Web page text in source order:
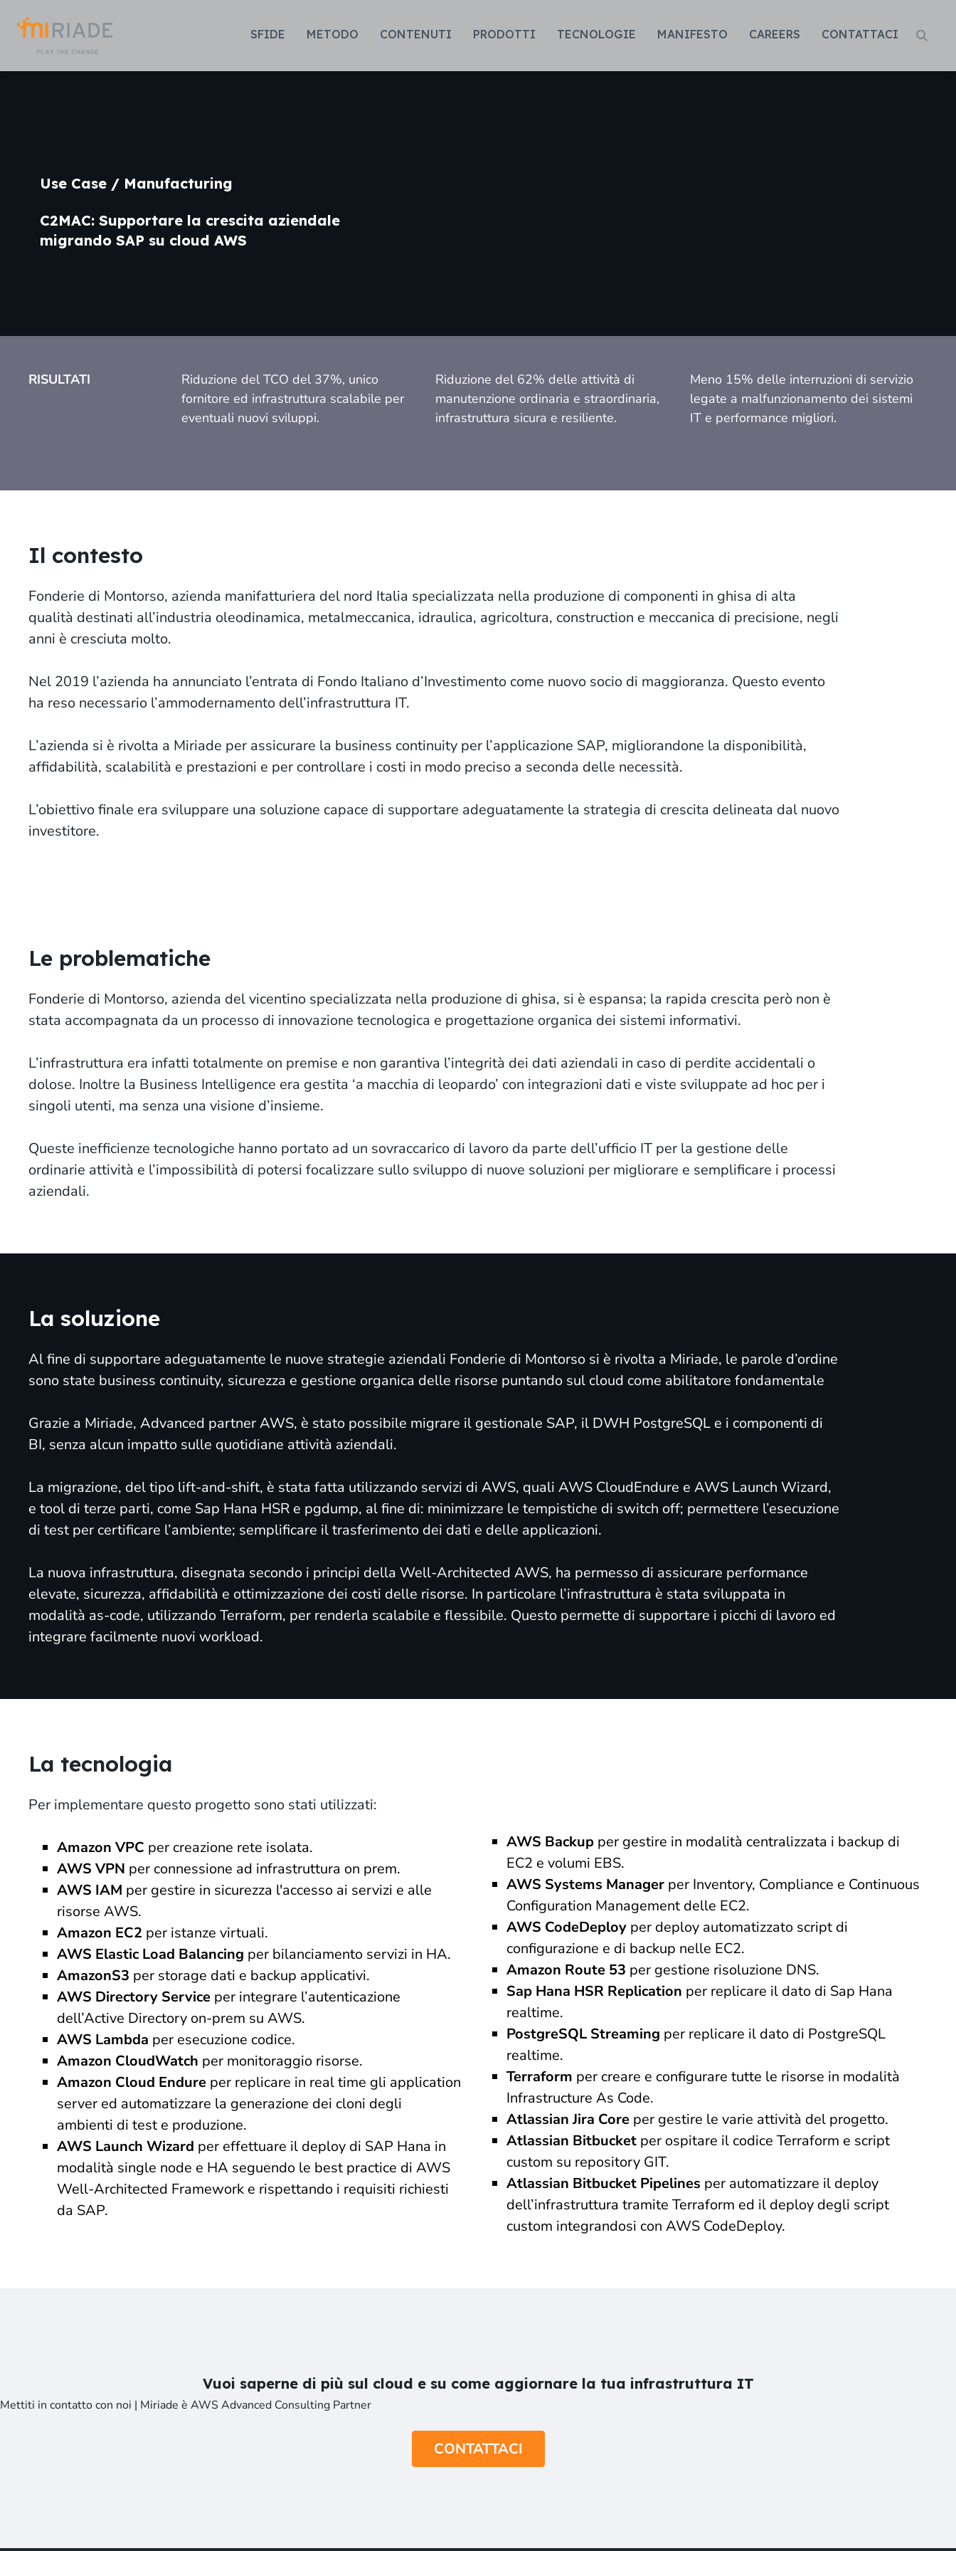
Skip to Main Content
SFIDE METODO CONTENUTI PRODOTTI TECNOLOGIE MANIFESTO CAREERS CONTATTACI
Use Case / Manufacturing
C2MAC: Supportare la crescita aziendale
migrando SAP su cloud AWS
RISULTATI
Riduzione del TCO del 37%, unico
fornitore ed infrastruttura scalabile per
eventuali nuovi sviluppi.
Riduzione del 62% delle attività di
manutenzione ordinaria e straordinaria,
infrastruttura sicura e resiliente.
Meno 15% delle interruzioni di servizio
legate a malfunzionamento dei sistemi
IT e performance migliori.
Il contesto
Fonderie di Montorso, azienda manifatturiera del nord Italia specializzata nella produzione di componenti in ghisa di alta
qualità destinati all’industria oleodinamica, metalmeccanica, idraulica, agricoltura, construction e meccanica di precisione, negli
anni è cresciuta molto.
Nel 2019 l’azienda ha annunciato l’entrata di Fondo Italiano d’Investimento come nuovo socio di maggioranza. Questo evento
ha reso necessario l’ammodernamento dell’infrastruttura IT.
L’azienda si è rivolta a Miriade per assicurare la business continuity per l’applicazione SAP, migliorandone la disponibilità,
affidabilità, scalabilità e prestazioni e per controllare i costi in modo preciso a seconda delle necessità.
L’obiettivo finale era sviluppare una soluzione capace di supportare adeguatamente la strategia di crescita delineata dal nuovo
investitore.
Le problematiche
Fonderie di Montorso, azienda del vicentino specializzata nella produzione di ghisa, si è espansa; la rapida crescita però non è
stata accompagnata da un processo di innovazione tecnologica e progettazione organica dei sistemi informativi.
L’infrastruttura era infatti totalmente on premise e non garantiva l’integrità dei dati aziendali in caso di perdite accidentali o
dolose. Inoltre la Business Intelligence era gestita ‘a macchia di leopardo’ con integrazioni dati e viste sviluppate ad hoc per i
singoli utenti, ma senza una visione d’insieme.
Queste inefficienze tecnologiche hanno portato ad un sovraccarico di lavoro da parte dell’ufficio IT per la gestione delle
ordinarie attività e l’impossibilità di potersi focalizzare sullo sviluppo di nuove soluzioni per migliorare e semplificare i processi
aziendali.
La soluzione
Al fine di supportare adeguatamente le nuove strategie aziendali Fonderie di Montorso si è rivolta a Miriade, le parole d’ordine
sono state business continuity, sicurezza e gestione organica delle risorse puntando sul cloud come abilitatore fondamentale
Grazie a Miriade, Advanced partner AWS, è stato possibile migrare il gestionale SAP, il DWH PostgreSQL e i componenti di
BI, senza alcun impatto sulle quotidiane attività aziendali.
La migrazione, del tipo lift-and-shift, è stata fatta utilizzando servizi di AWS, quali AWS CloudEndure e AWS Launch Wizard,
e tool di terze parti, come Sap Hana HSR e pgdump, al fine di: minimizzare le tempistiche di switch off; permettere l’esecuzione
di test per certificare l’ambiente; semplificare il trasferimento dei dati e delle applicazioni.
La nuova infrastruttura, disegnata secondo i principi della Well-Architected AWS, ha permesso di assicurare performance
elevate, sicurezza, affidabilità e ottimizzazione dei costi delle risorse. In particolare l’infrastruttura è stata sviluppata in
modalità as-code, utilizzando Terraform, per renderla scalabile e flessibile. Questo permette di supportare i picchi di lavoro ed
integrare facilmente nuovi workload.
La tecnologia
Per implementare questo progetto sono stati utilizzati:
Amazon VPC per creazione rete isolata.
AWS VPN per connessione ad infrastruttura on prem.
AWS IAM per gestire in sicurezza l'accesso ai servizi e alle
risorse AWS.
Amazon EC2 per istanze virtuali.
AWS Elastic Load Balancing per bilanciamento servizi in HA.
AmazonS3 per storage dati e backup applicativi.
AWS Directory Service per integrare l’autenticazione
dell’Active Directory on-prem su AWS.
AWS Lambda per esecuzione codice.
Amazon CloudWatch per monitoraggio risorse.
Amazon Cloud Endure per replicare in real time gli application
server ed automatizzare la generazione dei cloni degli
ambienti di test e produzione.
AWS Launch Wizard per effettuare il deploy di SAP Hana in
modalità single node e HA seguendo le best practice di AWS
Well-Architected Framework e rispettando i requisiti richiesti
da SAP.
AWS Backup per gestire in modalità centralizzata i backup di
EC2 e volumi EBS.
AWS Systems Manager per Inventory, Compliance e Continuous
Configuration Management delle EC2.
AWS CodeDeploy per deploy automatizzato script di
configurazione e di backup nelle EC2.
Amazon Route 53 per gestione risoluzione DNS.
Sap Hana HSR Replication per replicare il dato di Sap Hana
realtime.
PostgreSQL Streaming per replicare il dato di PostgreSQL
realtime.
Terraform per creare e configurare tutte le risorse in modalità
Infrastructure As Code.
Atlassian Jira Core per gestire le varie attività del progetto.
Atlassian Bitbucket per ospitare il codice Terraform e script
custom su repository GIT.
Atlassian Bitbucket Pipelines per automatizzare il deploy
dell’infrastruttura tramite Terraform ed il deploy degli script
custom integrandosi con AWS CodeDeploy.
Vuoi saperne di più sul cloud e su come aggiornare la tua infrastruttura IT
Mettiti in contatto con noi | Miriade è AWS Advanced Consulting Partner
CONTATTACI